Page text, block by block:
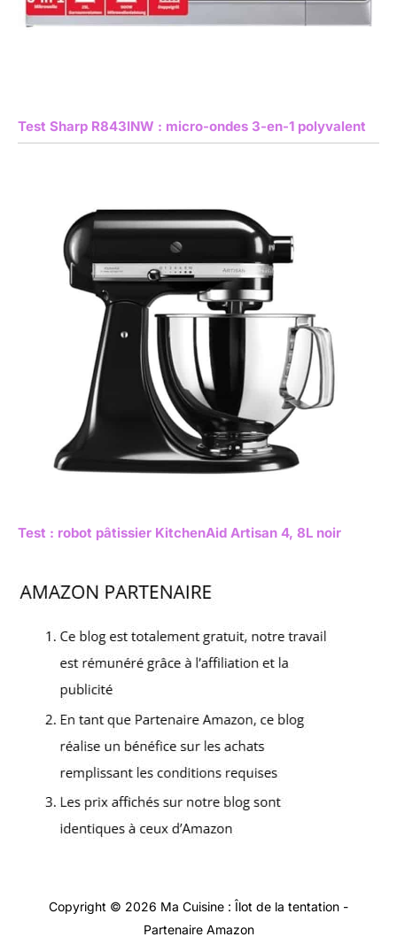
Test Sharp R843INW : micro-ondes 3-en-1 polyvalent
Test : robot pâtissier KitchenAid Artisan 4, 8L noir
Copyright © 2026 Ma Cuisine : Îlot de la tentation -
Partenaire Amazon